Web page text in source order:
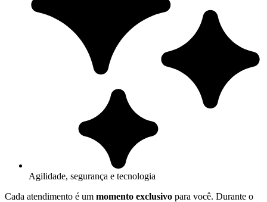
Agilidade, segurança e tecnologia
Cada atendimento é um momento exclusivo para você. Durante o